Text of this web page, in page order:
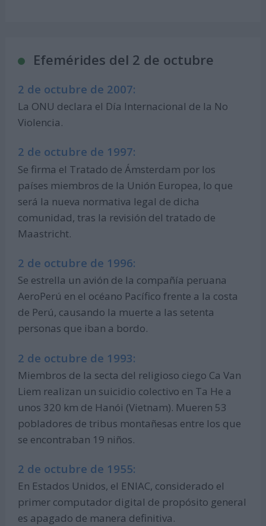
Efemérides del 2 de octubre
2 de octubre de 2007:
La ONU declara el Día Internacional de la No
Violencia.
2 de octubre de 1997:
Se firma el Tratado de Ámsterdam por los
países miembros de la Unión Europea, lo que
será la nueva normativa legal de dicha
comunidad, tras la revisión del tratado de
Maastricht.
2 de octubre de 1996:
Se estrella un avión de la compañía peruana
AeroPerú en el océano Pacífico frente a la costa
de Perú, causando la muerte a las setenta
personas que iban a bordo.
2 de octubre de 1993:
Miembros de la secta del religioso ciego Ca Van
Liem realizan un suicidio colectivo en Ta He a
unos 320 km de Hanói (Vietnam). Mueren 53
pobladores de tribus montañesas entre los que
se encontraban 19 niños.
2 de octubre de 1955:
En Estados Unidos, el ENIAC, considerado el
primer computador digital de propósito general
es apagado de manera definitiva.